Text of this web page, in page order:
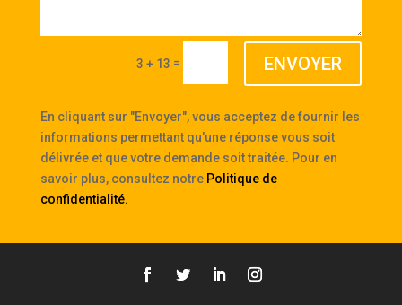
3 + 13 = ENVOYER
En cliquant sur "Envoyer", vous acceptez de fournir les
informations permettant qu'une réponse vous soit
délivrée et que votre demande soit traitée. Pour en
savoir plus, consultez notre Politique de
confidentialité.